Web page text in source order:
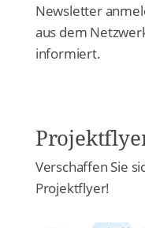
Newsletter
aus dem
informiert.
Verschaffen Sie
Projektflyer!